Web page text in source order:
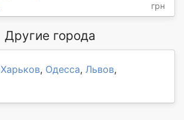
грн
Другие города
Харьков, Одесса, Львов,